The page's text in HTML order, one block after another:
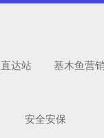
直达站 基木鱼营
安全安保